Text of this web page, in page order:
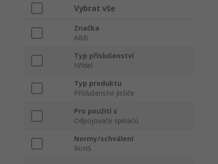
Vybrat vše
Značka
ABB
Typ příslušenství
Hřídel
Typ produktu
Příslušenství jističe
Pro použití s
Odpojovače spínačů
Normy/schválení
RoHS